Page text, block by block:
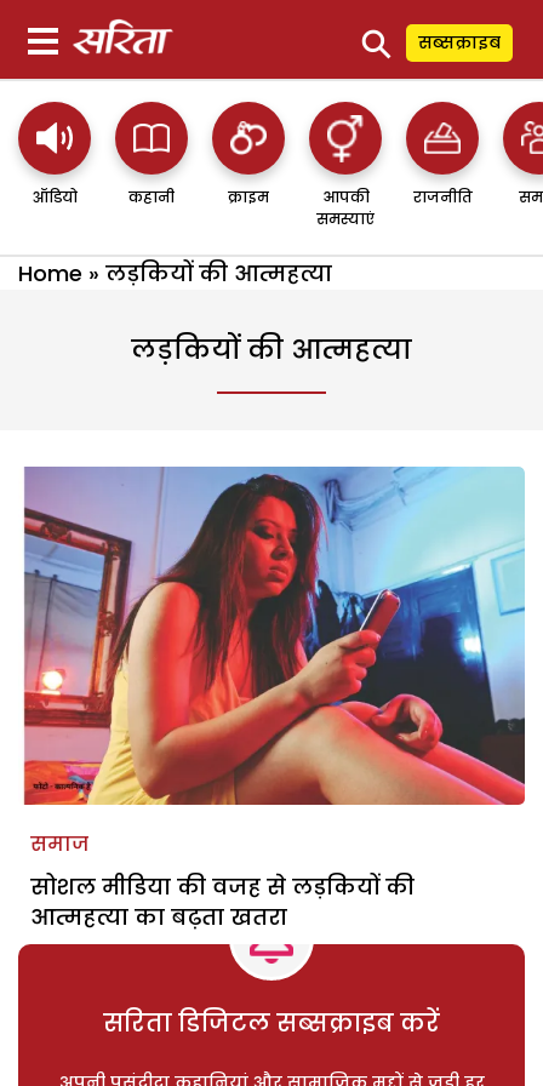
⚲ सब्सक्राइब
ऑडियो कहानी क्राइम
आपकी
समस्याएं
राजनीति
Home » लड़कियों की आत्महत्या
लड़कियों की आत्महत्या
समाज
सोशल मीडिया की वजह से लड़कियों की
आत्महत्या का बढ़ता खतरा
सरिता डिजिटल सब्सक्राइब करें